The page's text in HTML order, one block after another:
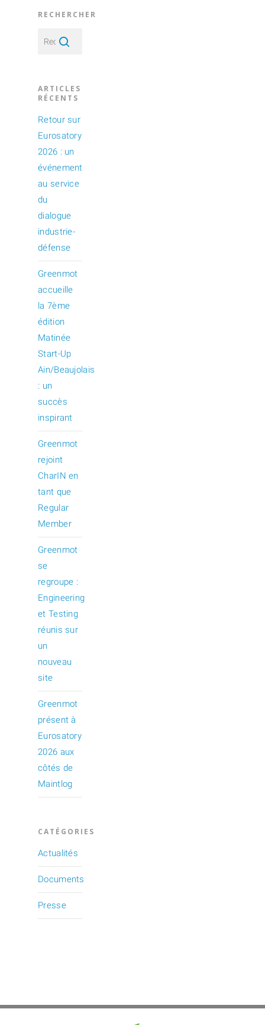
RECHERCHER
ARTICLES
RÉCENTS
Retour sur
Eurosatory
2026 : un
événement
au service
du
dialogue
industrie-
défense
Greenmot
accueille
la 7ème
édition
Matinée
Start-Up
Ain/Beaujolais
: un
succès
inspirant
Greenmot
rejoint
CharIN en
tant que
Regular
Member
Greenmot
se
regroupe :
Engineering
et Testing
réunis sur
un
nouveau
site
Greenmot
présent à
Eurosatory
2026 aux
côtés de
Maintlog
CATÉGORIES
Actualités
Documents
Presse